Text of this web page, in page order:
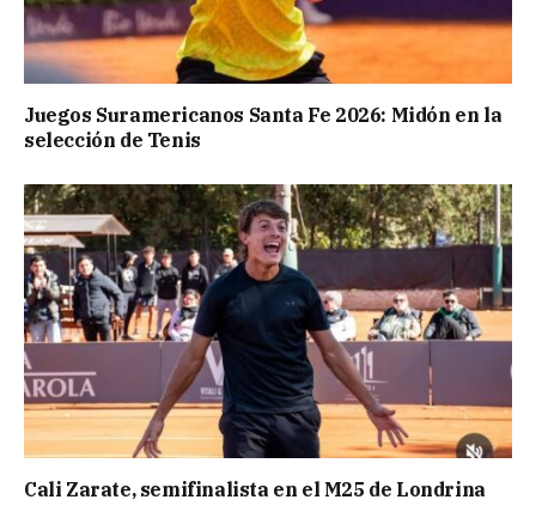
Juegos Suramericanos Santa Fe 2026: Midón en la
selección de Tenis
Cali Zarate, semifinalista en el M25 de Londrina